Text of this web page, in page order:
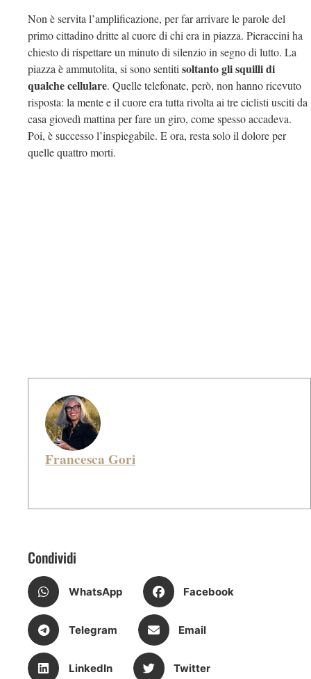
Non è servita l’amplificazione, per far arrivare le parole del
primo cittadino dritte al cuore di chi era in piazza. Pieraccini ha
chiesto di rispettare un minuto di silenzio in segno di lutto. La
piazza è ammutolita, si sono sentitisoltanto gli squilli di
qualche cellulare. Quelle telefonate, però, non hanno ricevuto
risposta: la mente e il cuore era tutta rivolta ai tre ciclisti usciti da
casa giovedì mattina per fare un giro, come spesso accadeva.
Poi, è successo l’inspiegabile. E ora, resta solo il dolore per
quelle quattro morti.
Francesca Gori
Condividi
WhatsApp Facebook
Telegram Email
LinkedIn Twitter